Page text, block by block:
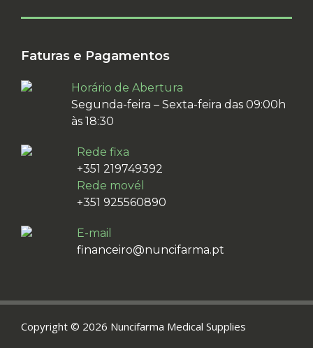
Faturas e Pagamentos
Horário de Abertura
Segunda-feira – Sexta-feira das 09:00h
às 18:30
Rede fixa
+351 219749392
Rede movél
+351 925560890
E-mail
financeiro@nuncifarma.pt
Copyright © 2026 Nuncifarma Medical Supplies